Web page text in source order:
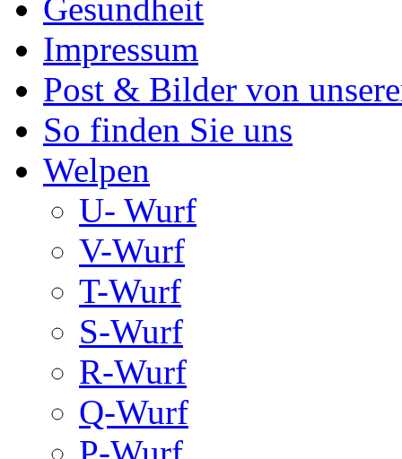
Gesundheit
Impressum
Post & Bilder von
So finden Sie uns
Welpen
U- Wurf
V-Wurf
T-Wurf
S-Wurf
R-Wurf
Q-Wurf